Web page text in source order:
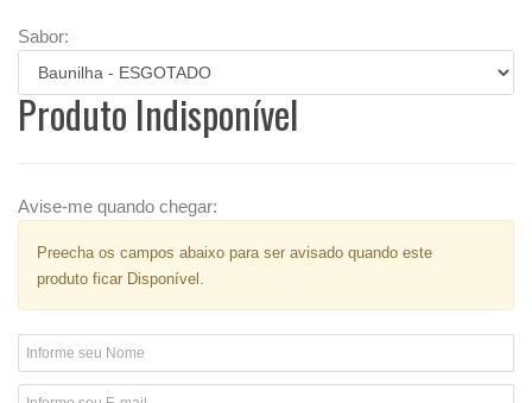
Sabor:
Produto Indisponível
Avise-me quando chegar:
Preecha os campos abaixo para ser avisado quando este
produto ficar Disponível.